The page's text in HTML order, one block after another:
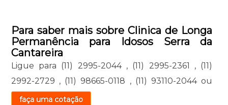
Para saber mais sobre Clinica de Longa
Permanência para Idosos Serra da
Cantareira
Ligue para (11) 2995-2044 , (11) 2995-2361 , (11)
2992-2729 , (11) 98665-0118 , (11) 93110-2044 ou
faça uma cotação